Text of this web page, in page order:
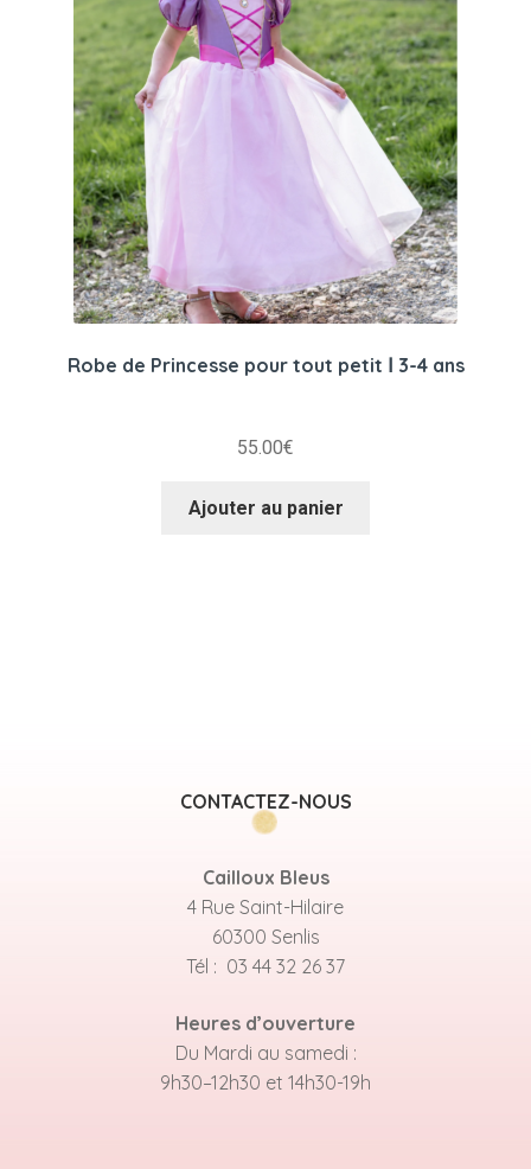
Robe de Princesse pour tout petit Ⅰ 3-4 ans
55.00€
Ajouter au panier
CONTACTEZ-NOUS
Cailloux Bleus
4 Rue Saint-Hilaire
60300 Senlis
Tél : 03 44 32 26 37
Heures d’ouverture
Du Mardi au samedi :
9h30–12h30 et 14h30-19h